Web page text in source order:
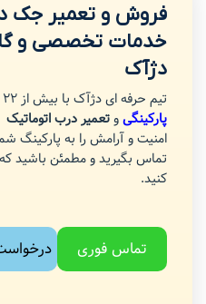
فروش و تعمیر جک
خدمات تخصصی و
دژآک
تیم حرفه ای دژآک با بیش از 22 سال تجربه در
پارکینگیوتعمیر درب اتوماتیک
امنیت و آرامش را به پارکینگ
تماس بگیرید و مطمئن باشید
کنید.
تماس فوری